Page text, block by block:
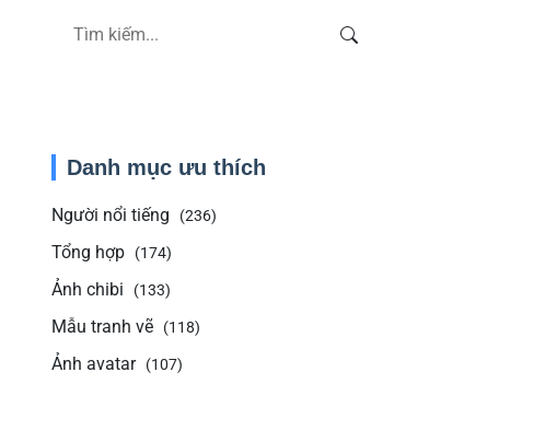
Danh mục ưu thích
Người nổi tiếng (236)
Tổng hợp (174)
Ảnh chibi (133)
Mẫu tranh vẽ (118)
Ảnh avatar (107)